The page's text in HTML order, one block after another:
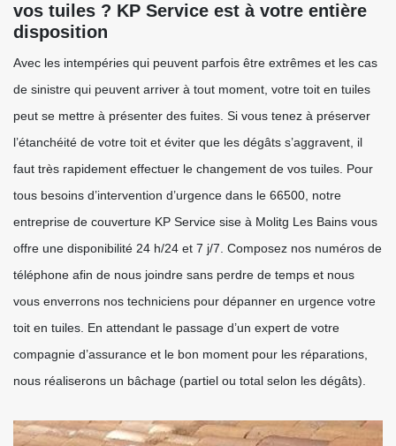
vos tuiles ? KP Service est à votre entière
disposition
Avec les intempéries qui peuvent parfois être extrêmes et les cas
de sinistre qui peuvent arriver à tout moment, votre toit en tuiles
peut se mettre à présenter des fuites. Si vous tenez à préserver
l’étanchéité de votre toit et éviter que les dégâts s’aggravent, il
faut très rapidement effectuer le changement de vos tuiles. Pour
tous besoins d’intervention d’urgence dans le 66500, notre
entreprise de couverture KP Service sise à Molitg Les Bains vous
offre une disponibilité 24 h/24 et 7 j/7. Composez nos numéros de
téléphone afin de nous joindre sans perdre de temps et nous
vous enverrons nos techniciens pour dépanner en urgence votre
toit en tuiles. En attendant le passage d’un expert de votre
compagnie d’assurance et le bon moment pour les réparations,
nous réaliserons un bâchage (partiel ou total selon les dégâts).